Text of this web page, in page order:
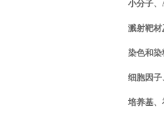
小分子
溅射靶材
染色和染
细胞因子
培养基、